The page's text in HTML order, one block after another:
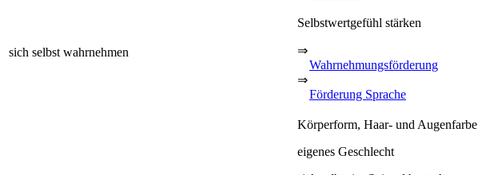
sich selbst wahrnehmen
Selbstwertgefühl stärken
⇒
Wahrnehmungsförderung
⇒
Förderung Sprache
Körperform, Haar- und Augenfarbe
eigenes Geschlecht